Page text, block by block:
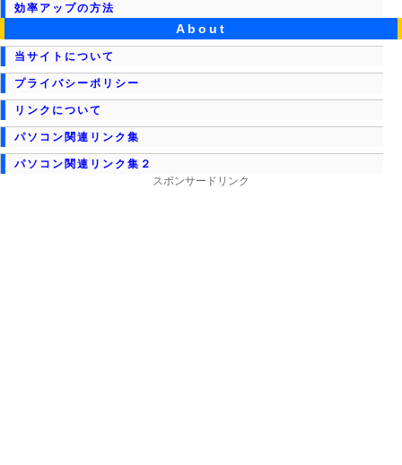
効率アップの方法
About
当サイトについて
プライバシーポリシー
リンクについて
パソコン関連リンク集
パソコン関連リンク集２
スポンサードリンク